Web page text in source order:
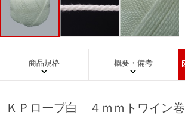
商品規格 概要・備考
ＫＰロープ白 ４ｍｍトワイン巻